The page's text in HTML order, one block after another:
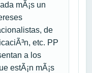
mÃ¡s un
de
etc. PP
a los
estÃ¡n mÃ¡s